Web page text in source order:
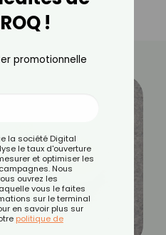
!
promotionnelle
la société Digital
le taux d'ouverture
et optimiser les
Nous
ouvrez les
vous le faites
sur le terminal
en savoir plus sur
politique de